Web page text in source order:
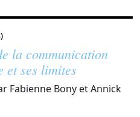
la communication
et ses limites
Fabienne Bony et Annick